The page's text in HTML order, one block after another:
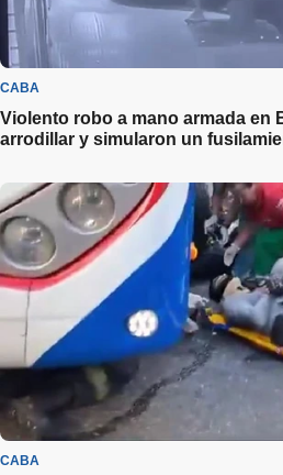
CABA
Violento robo a mano armada en
arrodillar y simularon un
CABA